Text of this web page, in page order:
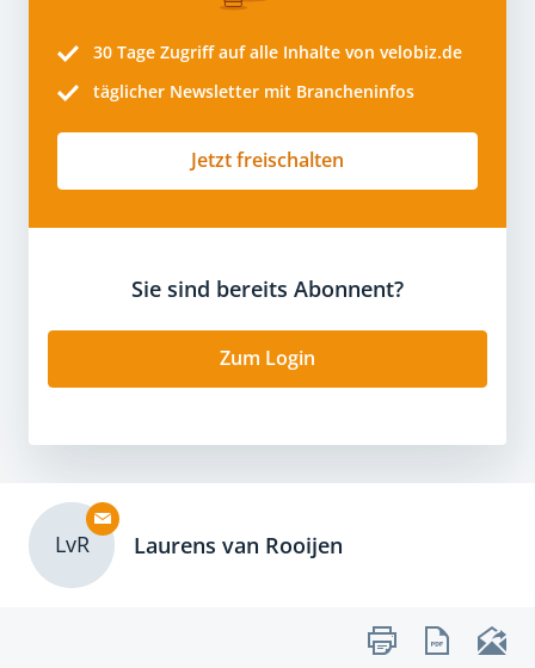
30 Tage Zugriff auf alle Inhalte von velobiz.de
täglicher Newsletter mit Brancheninfos
Jetzt freischalten
Sie sind bereits Abonnent?
Zum Login
LvR Laurens van Rooijen